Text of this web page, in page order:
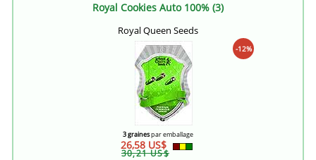
Royal Cookies Auto 100% (3)
Royal Queen Seeds
-12%
3 grainespar emballage
26,58 US$
30,21 US$